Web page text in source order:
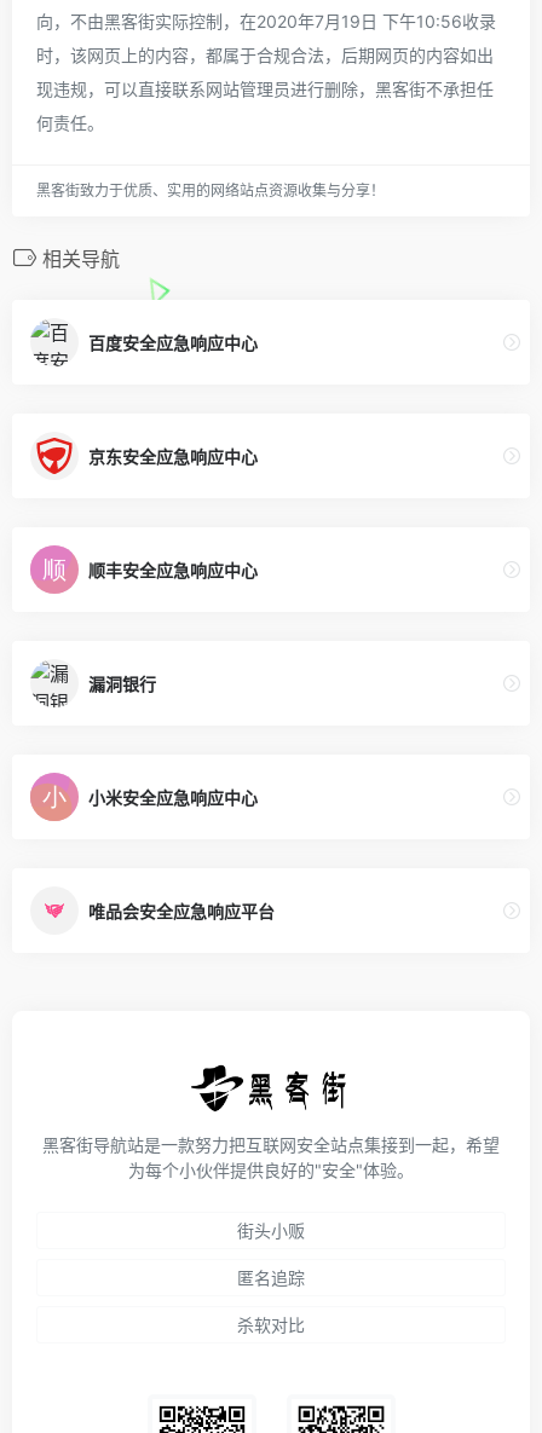
向，不由黑客街实际控制，在2020年7月19日 下午10:56收录
时，该网页上的内容，都属于合规合法，后期网页的内容如出
现违规，可以直接联系网站管理员进行删除，黑客街不承担任
何责任。
黑客街致力于优质、实用的网络站点资源收集与分享！
相关导航
百度安全应急响应中心
京东安全应急响应中心
顺丰安全应急响应中心
漏洞银行
小米安全应急响应中心
唯品会安全应急响应平台
黑客街导航站是一款努力把互联网安全站点集接到一起，希望
为每个小伙伴提供良好的"安全"体验。
街头小贩
匿名追踪
杀软对比